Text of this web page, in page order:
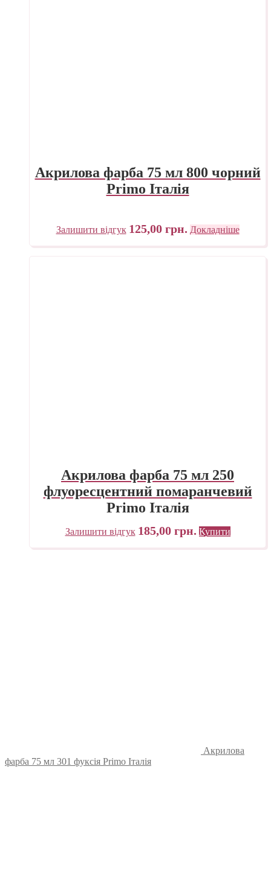
Акрилова фарба 75 мл 800 чорний
Primo Італія
Залишити відгук 125,00 грн. Докладніше
Акрилова фарба 75 мл 250
флуоресцентний помаранчевий
Primo Італія
Залишити відгук 185,00 грн. Купити
Акрилова
фарба 75 мл 301 фуксія Primo Італія